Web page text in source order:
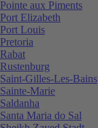
Pointe aux Piments
Port Elizabeth
Port Louis
Pretoria
Rabat
Rustenburg
Saint-Gilles-Les-Bains
Sainte-Marie
Saldanha
Santa Maria do Sal